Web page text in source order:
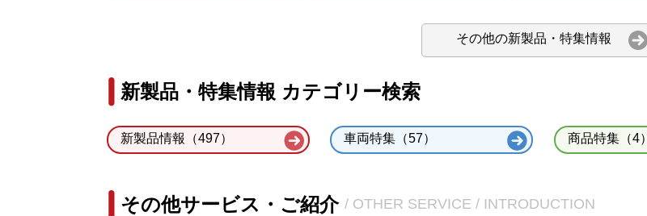
その他の新製品・特集情報
新製品・特集情報 カテゴリー検索
新製品情報（497） 車両特集（57） 商品特集（4）
その他サービス・ご紹介 / OTHER SERVICE / INTRODUCTION